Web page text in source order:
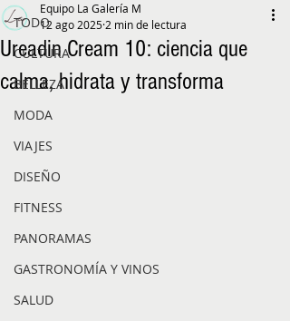
TODO
CULTURA
BELLEZA
MODA
VIAJES
DISEÑO
FITNESS
PANORAMAS
GASTRONOMÍA Y VINOS
SALUD
Ureadin Cream 10: ciencia que
calma, hidrata y transforma
Equipo La Galería M
12 ago 2025 2 min de lectura